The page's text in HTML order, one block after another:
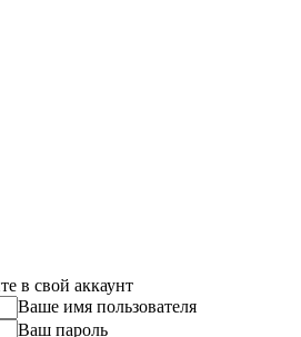
в свой аккаунт
Ваше имя пользователя
Ваш пароль